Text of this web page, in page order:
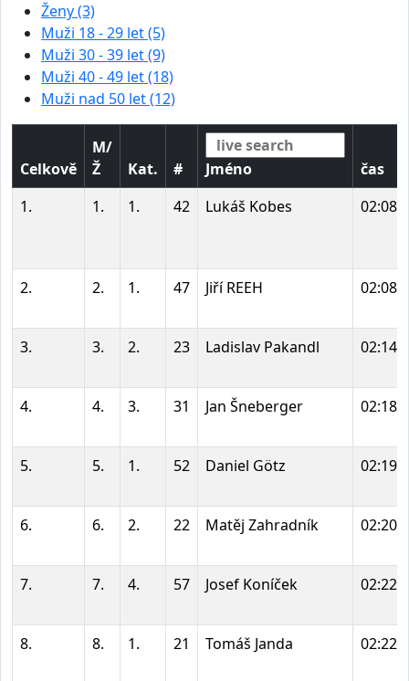
Ženy (3)
Muži 18 - 29 let (5)
Muži 30 - 39 let (9)
Muži 40 - 49 let (18)
Muži nad 50 let (12)
Celkově
M/
Ž
Kat. # Jméno
čas
1.
1. 1. 42 Lukáš Kobes
2. 2. 1. 47 Jiří REEH
3. 3. 2. 23 Ladislav Pakandl
4. 4. 3. 31 Jan Šneberger
5. 5. 1. 52 Daniel Götz
6. 6. 2. 22 Matěj Zahradník
7. 7. 4. 57 Josef Koníček
8. 8. 1. 21 Tomáš Janda